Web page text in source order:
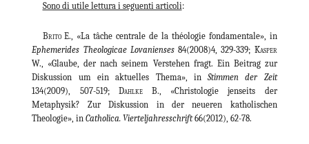
Sono di utile lettura i seguenti articoli:
BritoE., «La tâche centrale de la théologie fondamentale», in
Ephemerides Theologicae Lovanienses84(2008)4, 329-339; Kasper
W., «Glaube, der nach seinem Verstehen fragt. Ein Beitrag zur
Diskussion um ein aktuelles Thema», inStimmen der Zeit
134(2009), 507-519; Dahlke B., «Christologie jenseits der
Metaphysik? Zur Diskussion in der neueren katholischen
Theologie», inCatholica. Vierteljahresschrift66(2012), 62-78.